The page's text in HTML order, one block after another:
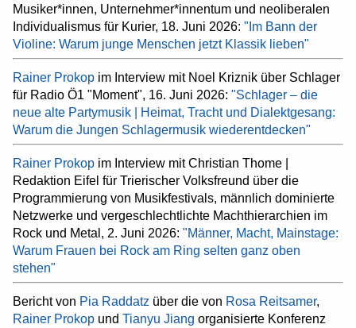
Musiker*innen, Unternehmer*innentum und neoliberalen
Individualismus für Kurier, 18. Juni 2026: "Im Bann der
Violine: Warum junge Menschen jetzt Klassik lieben"
Rainer Prokop im Interview mit Noel Kriznik über Schlager
für Radio Ö1 "Moment", 16. Juni 2026: "Schlager – die
neue alte Partymusik | Heimat, Tracht und Dialektgesang:
Warum die Jungen Schlagermusik wiederentdecken"
Rainer Prokop im Interview mit Christian Thome |
Redaktion Eifel für Trierischer Volksfreund über die
Programmierung von Musikfestivals, männlich dominierte
Netzwerke und vergeschlechtlichte Machthierarchien im
Rock und Metal, 2. Juni 2026: "Männer, Macht, Mainstage:
Warum Frauen bei Rock am Ring selten ganz oben
stehen"
Bericht von Pia Raddatz über die von Rosa Reitsamer,
Rainer Prokop und Tianyu Jiang organisierte Konferenz